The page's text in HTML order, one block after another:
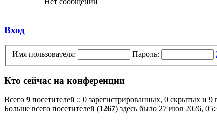
Вход
Имя пользователя: Пароль:
Кто сейчас на конференции
Всего 9 посетителей :: 0 зарегистрированных, 0 скрытых и 9
Больше всего посетителей (1267) здесь было 27 июл 2026,